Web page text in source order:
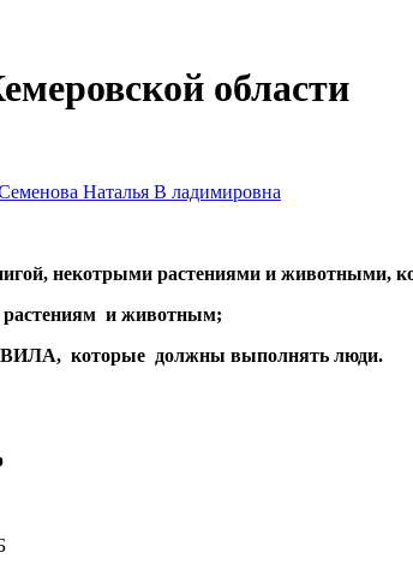
области
Наталья В ладимировна
некотрыми растениями и животными,
и животным;
которые должны выполнять люди.